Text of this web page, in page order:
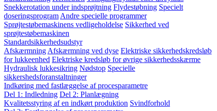
Snekkerotation under indsprøjtning Flydestøbning Specielt
doseringsprogram Andre specielle programmer
Sprøjtestøbemaskinens vedligeholdelse Sikkerhed ved
sprøjtestøbemaskinen
Standardsikkerhedsudstyr
Afskærmning Afskærmning ved dyse Elektriske sikkerhedskredsløb
for lukkeenhed Elektriske kredsløb for øvrige sikkerhedsskærme
Hydraulisk lukkesikring Nødstop Specielle
sikkershedsforanstaltninger
Indkøring med fastlæggelse af procesparametre
Del 1: Indledning Del 2: Planlægning
Kvalitetsstyring af en indkørt produktion Svindforhold